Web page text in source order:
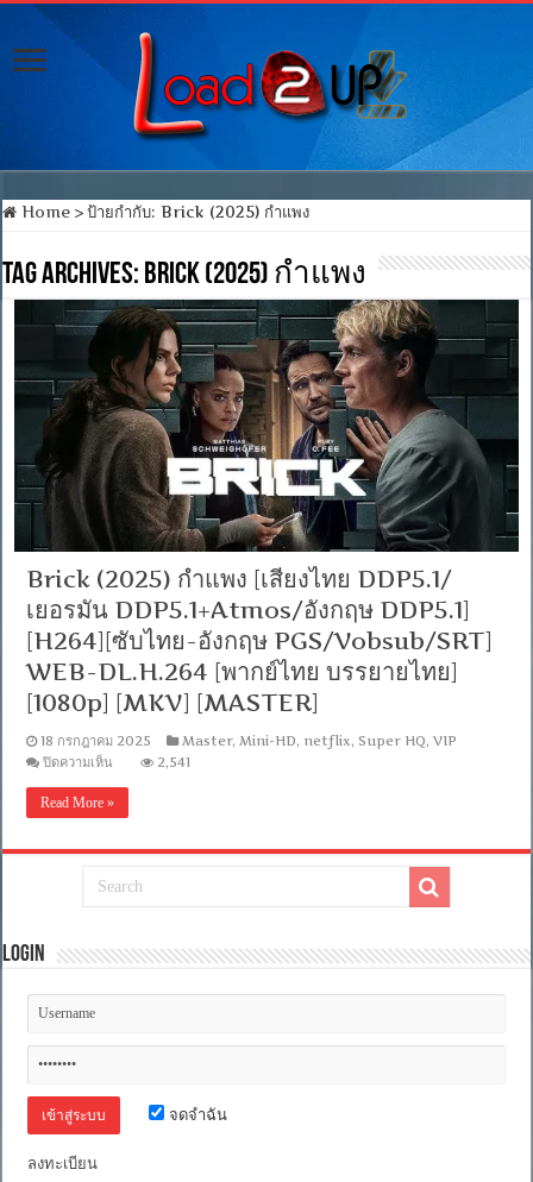
Home > ป้ายกำกับ:Brick (2025) กำแพง
Tag Archives: Brick (2025) กำแพง
Brick (2025) กำแพง [เสียงไทย DDP5.1/
เยอรมัน DDP5.1+Atmos/อังกฤษ DDP5.1]
[H264][ซับไทย-อังกฤษ PGS/Vobsub/SRT]
WEB-DL.H.264 [พากย์ไทย บรรยายไทย]
[1080p] [MKV] [MASTER]
18 กรกฎาคม 2025 Master, Mini-HD, netflix,Super HQ,VIP
ปิดความเห็น
กำแพง
ไทย
DDP5.1/
เยอรมัน
DDP5.1]
PGS/Vobsub/SRT]
[พากย์
2,541
Read More »
Login
จดจำฉัน
ลงทะเบียน